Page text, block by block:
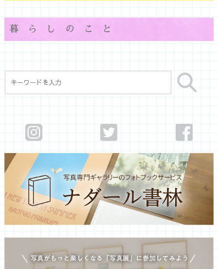
暮らしのこと